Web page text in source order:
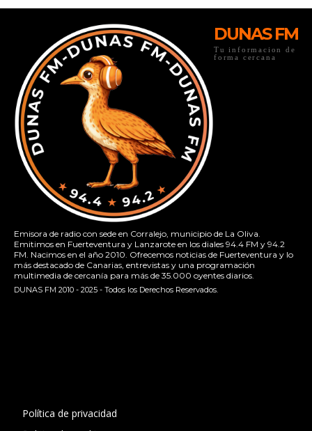
DUNAS FM
Tu informacion de
forma cercana
Emisora de radio con sede en Corralejo, municipio de La Oliva.
Emitimos en Fuerteventura y Lanzarote en los diales 94.4 FM y 94.2
FM. Nacimos en el año 2010. Ofrecemos noticias de Fuerteventura y lo
más destacado de Canarias, entrevistas y una programación
multimedia de cercanía para más de 35.000 oyentes diarios.
DUNAS FM 2010 - 2025 - Todos los Derechos Reservados.
Política de privacidad